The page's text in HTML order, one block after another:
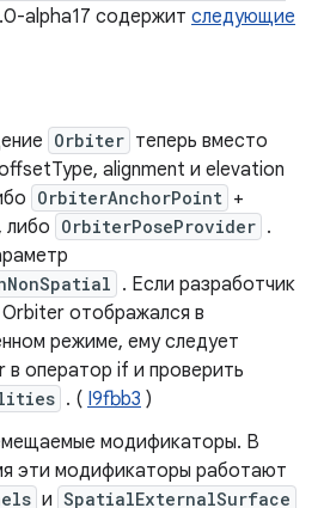
alpha17 содержит следующие
Orbiter теперь вместо
alignment и elevation
OrbiterAnchorPoint +
либо OrbiterPoseProvider .
. Если разработчик
отображался в
режиме, ему следует
в оператор if и проверить
. ( I9fbb3 )
модификаторы. В
эти модификаторы работают
и SpatialExternalSurface